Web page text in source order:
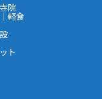
院
軽食
ト